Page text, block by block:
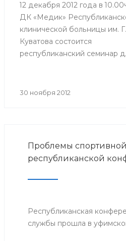
12 декабря 2012 года в
ДК «Медик»
клинической больницы им.
Куватова состоится
республиканский семинар
антирабической помощи в
антирабической помощи
населению Башкортостана.
30 ноября 2012
Проблемы
республиканской
Республиканская
службы прошла в